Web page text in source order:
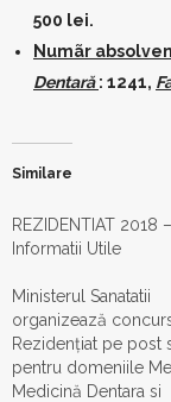
500 lei.
Numãr
Dentară: 1241,
Similare
REZIDENTIAT 2018 –
Informatii Utile
Ministerul Sanatatii
organizează
Rezidențiat pe post
pentru domeniile
Medicină Dentara si